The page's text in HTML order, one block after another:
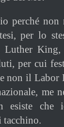
perché non
per lo
Luther
per cui
non il Labor
me
esiste
tacchino.